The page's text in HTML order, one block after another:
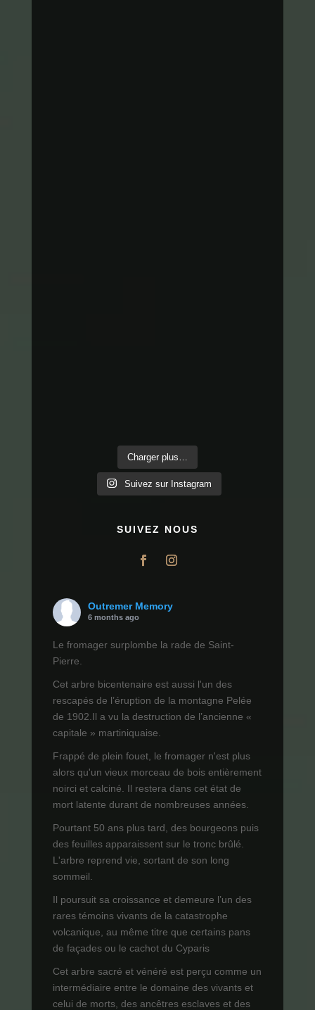
Charger plus…
Suivez sur Instagram
SUIVEZ NOUS
Outremer Memory
6 months ago
Le fromager surplombe la rade de Saint-
Pierre.
Cet arbre bicentenaire est aussi l'un des
rescapés de l’éruption de la montagne Pelée
de 1902.Il a vu la destruction de l’ancienne «
capitale » martiniquaise.
Frappé de plein fouet, le fromager n'est plus
alors qu'un vieux morceau de bois entièrement
noirci et calciné. Il restera dans cet état de
mort latente durant de nombreuses années.
Pourtant 50 ans plus tard, des bourgeons puis
des feuilles apparaissent sur le tronc brûlé.
L'arbre reprend vie, sortant de son long
sommeil.
Il poursuit sa croissance et demeure l’un des
rares témoins vivants de la catastrophe
volcanique, au même titre que certains pans
de façades ou le cachot du Cyparis
Cet arbre sacré et vénéré est perçu comme un
intermédiaire entre le domaine des vivants et
celui de morts, des ancêtres esclaves et des